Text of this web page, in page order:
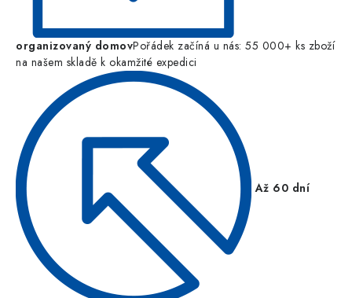
organizovaný domovPořádek začíná u nás: 55 000+ ks zboží
na našem skladě k okamžité expedici
Až 60 dní